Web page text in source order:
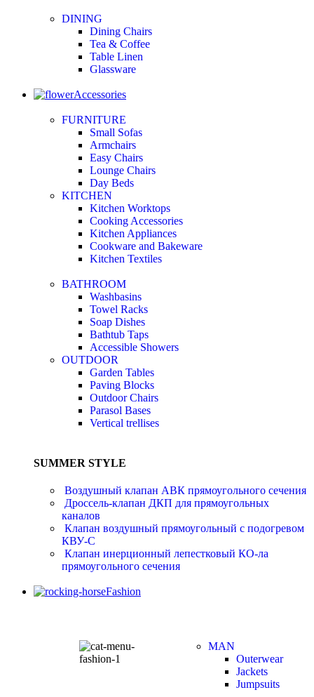
DINING
Dining Chairs
Tea & Coffee
Table Linen
Glassware
Accessories
FURNITURE
Small Sofas
Armchairs
Easy Chairs
Lounge Chairs
Day Beds
KITCHEN
Kitchen Worktops
Cooking Accessories
Kitchen Appliances
Cookware and Bakeware
Kitchen Textiles
BATHROOM
Washbasins
Towel Racks
Soap Dishes
Bathtub Taps
Accessible Showers
OUTDOOR
Garden Tables
Paving Blocks
Outdoor Chairs
Parasol Bases
Vertical trellises
SUMMER STYLE
Воздушный клапан АВК прямоугольного сечения
Дроссель-клапан ДКП для прямоугольных
каналов
Клапан воздушный прямоугольный с подогревом
КВУ-С
Клапан инерционный лепестковый КО-ла
прямоугольного сечения
Fashion
MAN
Outerwear
Jackets
Jumpsuits